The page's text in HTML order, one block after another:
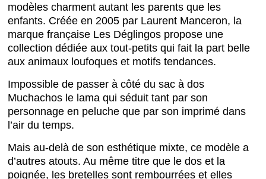
modèles charment autant les parents que les
enfants. Créée en 2005 par Laurent Manceron, la
marque française Les Déglingos propose une
collection dédiée aux tout-petits qui fait la part belle
aux animaux loufoques et motifs tendances.
Impossible de passer à côté du sac à dos
Muchachos le lama qui séduit tant par son
personnage en peluche que par son imprimé dans
l’air du temps.
Mais au-delà de son esthétique mixte, ce modèle a
d’autres atouts. Au même titre que le dos et la
poignée, les bretelles sont rembourrées et elles